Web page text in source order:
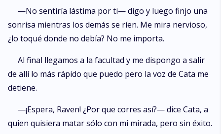
—No sentiría lástima por ti— digo y luego finjo una
sonrisa mientras los demás se ríen. Me mira nervioso,
¿lo toqué donde no debía? No me importa.
Al final llegamos a la facultad y me dispongo a salir
de allí lo más rápido que puedo pero la voz de Cata me
detiene.
—¡Espera, Raven! ¿Por que corres así?— dice Cata, a
quien quisiera matar sólo con mi mirada, pero sin éxito.